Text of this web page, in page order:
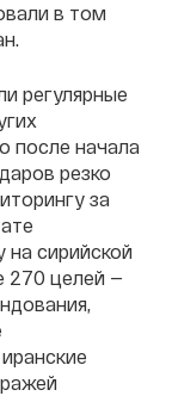
в том
регулярные
после начала
резко
за
на сирийской
270 целей —